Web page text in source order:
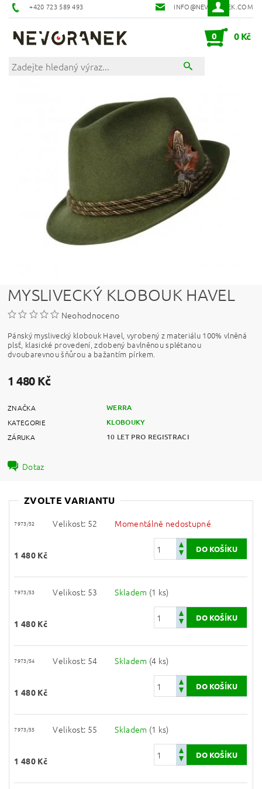
+420 723 589 493 INFO@NEVORANEK.COM
0 0 Kč
MYSLIVECKÝ KLOBOUK HAVEL
Neohodnoceno
Pánský myslivecký klobouk Havel, vyrobený z materiálu 100% vlněná
plsť, klasické provedení, zdobený bavlněnou splétanou
dvoubarevnou šňůrou a bažantím pírkem.
1 480 Kč
ZNAČKA WERRA
KATEGORIE KLOBOUKY
ZÁRUKA 10 LET PRO REGISTRACI
Dotaz
ZVOLTE VARIANTU
7973/52 Velikost: 52 Momentálně nedostupné
1 480 Kč
7973/53 Velikost: 53 Skladem (1 ks)
1 480 Kč
7973/54 Velikost: 54 Skladem (4 ks)
1 480 Kč
7973/55 Velikost: 55 Skladem (1 ks)
1 480 Kč